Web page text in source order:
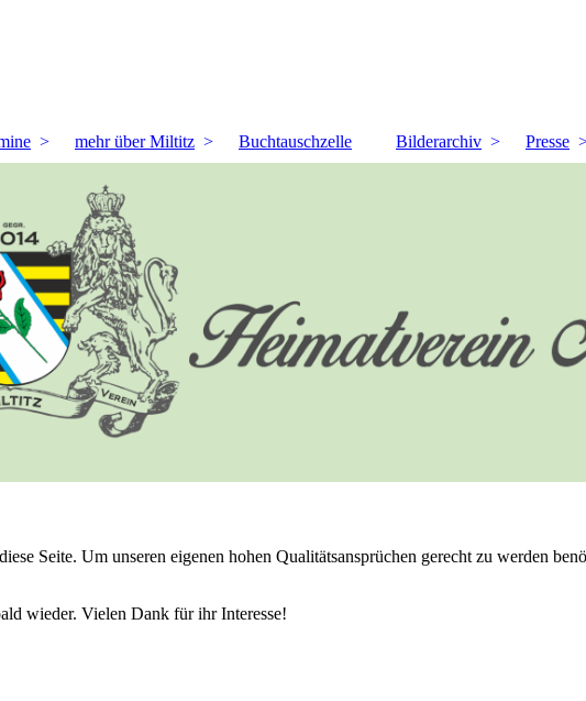
mehr über Miltitz Buchtauschzelle Bilderarchiv Presse
Seite. Um unseren eigenen hohen Qualitätsansprüchen gerecht zu werden
wieder. Vielen Dank für ihr Interesse!